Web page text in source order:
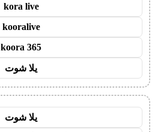
kora live
kooralive
koora 365
يلا شوت
يلا شوت